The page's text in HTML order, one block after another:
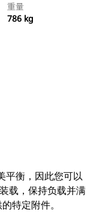
重量
786 kg
平衡，因此您可以
载，保持负载并满
特定附件。